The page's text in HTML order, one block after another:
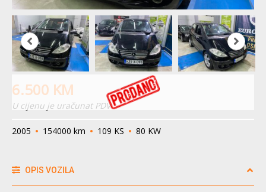
6.500 KM
U cijenu je uračunat PDV
2005 154000 km 109 KS 80 KW
OPIS VOZILA